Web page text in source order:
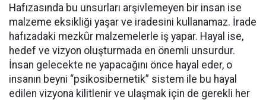
Hafızasında bu unsurları arşivlemeyen bir insan ise
malzeme eksikliği yaşar ve iradesini kullanamaz. İrade
hafızadaki mezkûr malzemelerle iş yapar. Hayal ise,
hedef ve vizyon oluşturmada en önemli unsurdur.
İnsan gelecekte ne yapacağını önce hayal eder, o
insanın beyni “psikosibernetik” sistem ile bu hayal
edilen vizyona kilitlenir ve ulaşmak için de gerekli her